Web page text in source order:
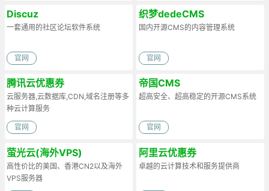
Discuz
一套通用的社区论坛软件系统
官网
织梦dedeCMS
国内开源CMS的内容管理系统
官网
腾讯云优惠券
云服务器,云数据库,CDN,域名注册等多
种云计算服务
官网
帝国CMS
超高安全、超高稳定的开源CMS系统
官网
萤光云(海外VPS)
高性价比的美国、香港CN2以及海外
VPS服务器
阿里云优惠券
卓越的云计算技术和服务提供商